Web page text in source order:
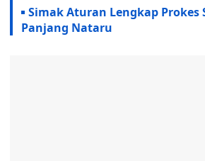
Simak Aturan Lengkap Prokes
Panjang Nataru